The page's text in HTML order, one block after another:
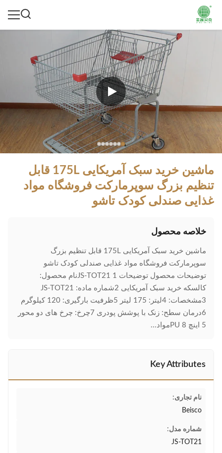
ماشین خرید سبک آمریکایی 175L قابل
تنظیم بزرگ سوپرمارکت فروشگاه مواد
غذایی صندلی کودک تاشو
خلاصه محصول
ماشین خرید سبک آمریکایی 175L قابل تنظیم بزرگ
سوپرمارکت فروشگاه مواد غذایی صندلی کودک تاشو
توضیحات محصول توضیحات JS-TOT21 1نام محصول:
کالسکه خرید سبک آمریکایی 2شماره ماده: JS-TOT21
3مشخصات: 4لیتر: 175 لیتر 5ظرفیت بارگیری: 120 کيلوگرم
6درمان سطح: زنک با پوشش پودری 7چرخ: چرخ های دو محور
5 اینچ PU 8مواد...
Key Attributes
نام تجاری:
Beisco
شماره مدل:
JS-TOT21